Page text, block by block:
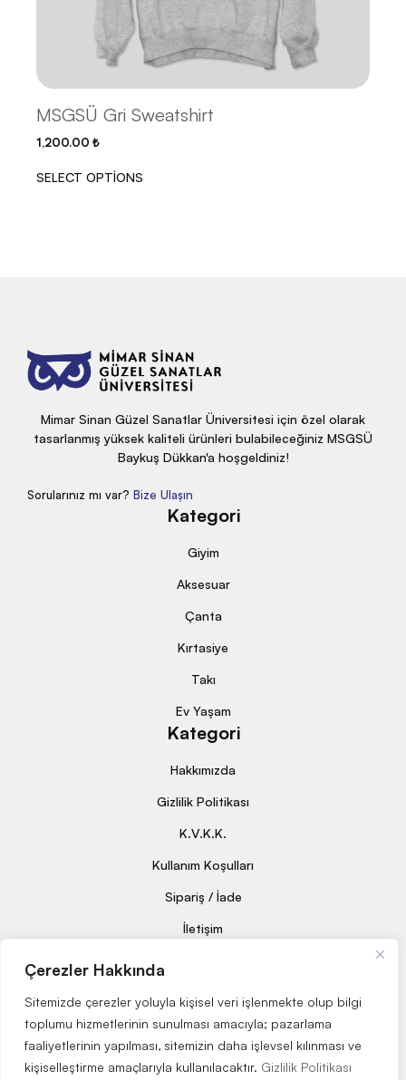
Çerezler Hakkında
Sitemizde çerezler yoluyla kişisel veri işlenmekte olup bilgi
toplumu hizmetlerinin sunulması amacıyla; pazarlama
faaliyetlerinin yapılması, sitemizin daha işlevsel kılınması ve
kişiselleştirme amaçlarıyla kullanılacaktır. Gizlilik Politikası
MSGSÜ Gri Sweatshirt
1,200.00 ₺
SELECT OPTIONS
Mimar Sinan Güzel Sanatlar Üniversitesi için özel olarak
tasarlanmış yüksek kaliteli ürünleri bulabileceğiniz MSGSÜ
Baykuş Dükkan'a hoşgeldiniz!
Sorularınız mı var? Bize Ulaşın
Kategori
Giyim
Aksesuar
Çanta
Kırtasiye
Takı
Ev Yaşam
Kategori
Hakkımızda
Gizlilik Politikası
K.V.K.K.
Kullanım Koşulları
Sipariş / İade
İletişim